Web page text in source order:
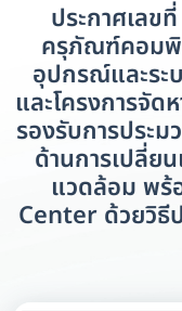
ประกาศเลข
ครุภัณฑ์คอมพิ
อุปกรณ์และระ
และโครงการจั
รองรับการประ
ด้านการเปลี่ย
แวดล้อม พ
Center ด้วยวิธี